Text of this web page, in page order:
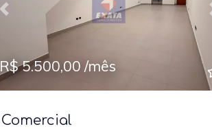
Previous
R$ 5.500,00 /mês
Comercial